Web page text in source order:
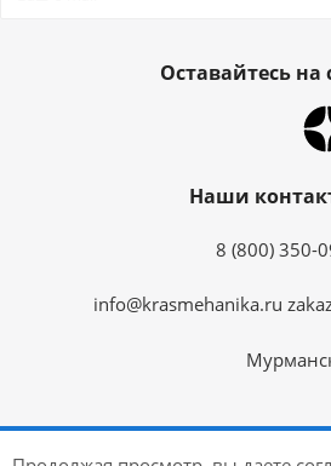
Оставайтесь на
Наши
8 (800) 350-
info@krasmehanika.ru